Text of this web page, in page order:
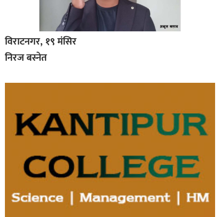
विराटनगर, १९ मंसिर
निरज बस्नेत